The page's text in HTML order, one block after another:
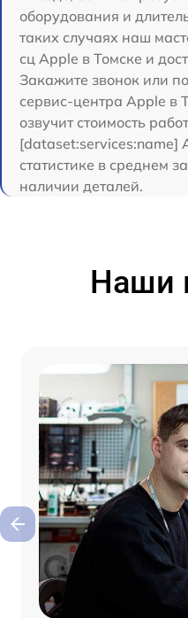
оборудования и
таких случаях наш
сц Apple в Томске и
Закажите звонок или
сервис-центра Apple в
озвучит стоимость
[dataset:services:name]
статистике в среднем
наличии деталей.
Наши